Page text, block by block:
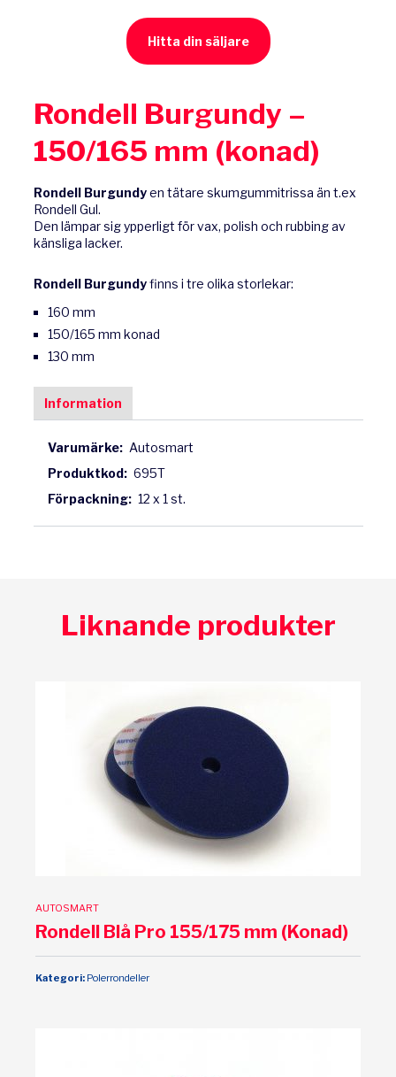
Hitta din säljare
Rondell Burgundy –
150/165 mm (konad)
Rondell Burgundyen tätare skumgummitrissa än t.ex
Rondell Gul.
Den lämpar sig ypperligt för vax, polish och rubbing av
känsliga lacker.
Rondell Burgundyfinns i tre olika storlekar:
160 mm
150/165 mm konad
130 mm
Information
Varumärke: Autosmart
Produktkod: 695T
Förpackning: 12 x 1 st.
Liknande produkter
AUTOSMART
Rondell Blå Pro 155/175 mm (Konad)
Kategori: Polerrondeller